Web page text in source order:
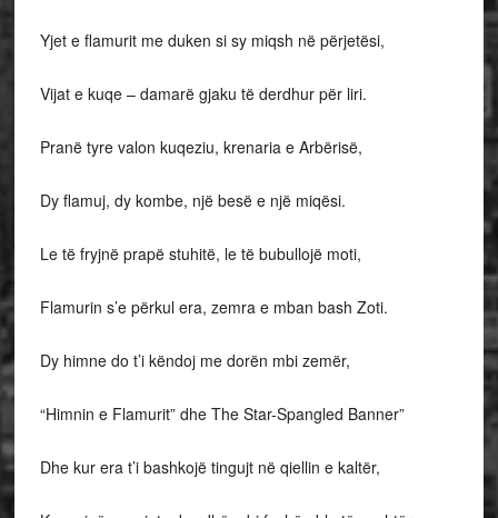
Yjet e flamurit me duken si sy miqsh në përjetësi,
Vijat e kuqe – damarë gjaku të derdhur për liri.
Pranë tyre valon kuqeziu, krenaria e Arbërisë,
Dy flamuj, dy kombe, një besë e një miqësi.
Le të fryjnë prapë stuhitë, le të bubullojë moti,
Flamurin s’e përkul era, zemra e mban bash Zoti.
Dy himne do t’i këndoj me dorën mbi zemër,
“Himnin e Flamurit” dhe The Star-Spangled Banner”
Dhe kur era t’i bashkojë tingujt në qiellin e kaltër,